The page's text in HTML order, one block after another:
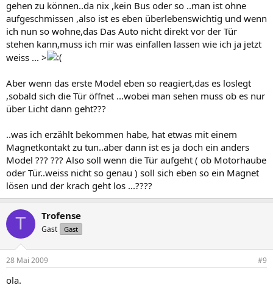
gehen zu können..da nix ,kein Bus oder so ..man ist ohne
aufgeschmissen ,also ist es eben überlebenswichtig und wenn
ich nun so wohne,das Das Auto nicht direkt vor der Tür
stehen kann,muss ich mir was einfallen lassen wie ich ja jetzt
weiss ... >
Aber wenn das erste Model eben so reagiert,das es loslegt
,sobald sich die Tür öffnet ...wobei man sehen muss ob es nur
über Licht dann geht???
..was ich erzählt bekommen habe, hat etwas mit einem
Magnetkontakt zu tun..aber dann ist es ja doch ein anders
Model ??? ??? Also soll wenn die Tür aufgeht ( ob Motorhaube
oder Tür..weiss nicht so genau ) soll sich eben so ein Magnet
lösen und der krach geht los ...????
T Trofense
Gast Gast
28 Mai 2009 #9
ola.